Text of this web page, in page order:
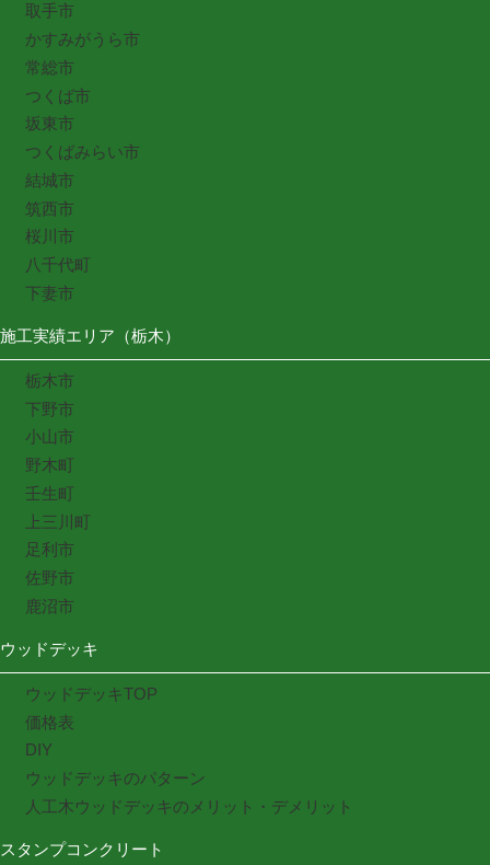
取手市
かすみがうら市
常総市
つくば市
坂東市
つくばみらい市
結城市
筑西市
桜川市
八千代町
下妻市
施工実績エリア（栃木）
栃木市
下野市
小山市
野木町
壬生町
上三川町
足利市
佐野市
鹿沼市
ウッドデッキ
ウッドデッキTOP
価格表
DIY
ウッドデッキのパターン
人工木ウッドデッキのメリット・デメリット
スタンプコンクリート